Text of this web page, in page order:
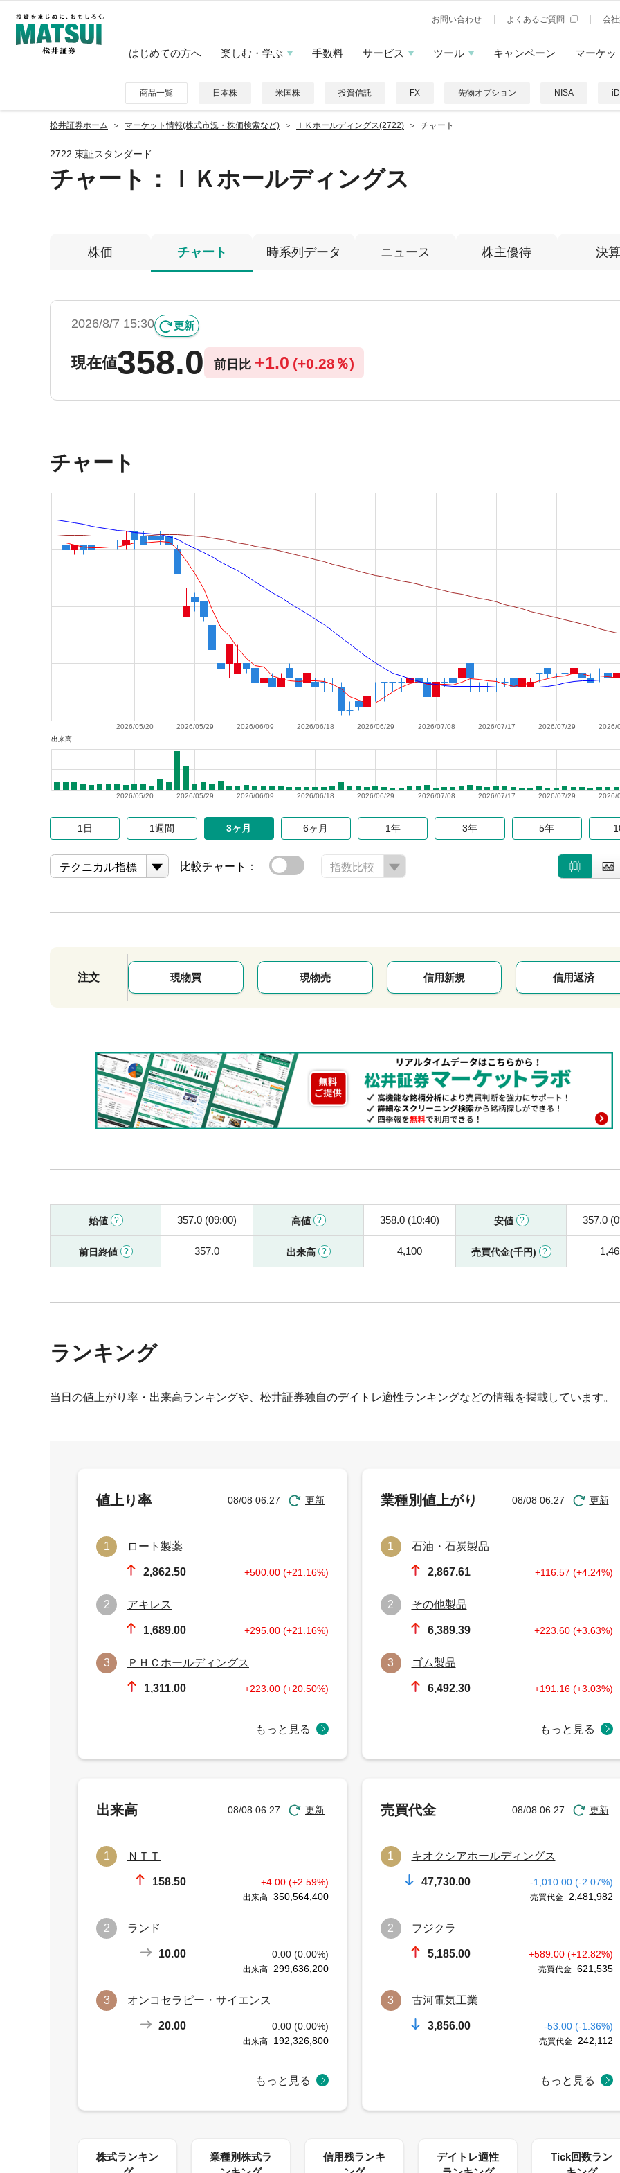
お問い合わせ よくあるご質問 会
はじめての方へ 楽しむ・学ぶ 手数料 サービス ツール キャンペーン マーケッ
商品一覧 日本株 米国株 投資信託 FX 先物オプション NISA
松井証券ホーム マーケット情報(株式市況・株価検索など) ＩＫホールディングス(2722) チャート
2722 東証スタンダード
チャート： ＩＫホールディングス
株価 チャート 時系列データ ニュース 株主優待 決算
2026/8/7 15:30 更新
現在値358.0 前日比 +1.0 (+0.28％)
チャート
2026/
2026/07/29
2026/07/17
2026/07/08
2026/06/29
2026/06/18
2026/06/09
2026/05/29
2026/05/20
出来高
2026/
2026/07/29
2026/07/17
2026/07/08
2026/06/29
2026/06/18
2026/06/09
2026/05/29
2026/05/20
1日 1週間 3ヶ月 6ヶ月 1年 3年 5年
テクニカル指標 比較チャート： 指数比較
注文 現物買 現物売 信用新規 信用返済
始値 357.0 (09:00) 高値 358.0 (10:40) 安値 357.0
前日終値 357.0 出来高 4,100 売買代金(千円)
ランキング
当日の値上がり率・出来高ランキングや、松井証券独自のデイトレ適性ランキングなどの情報を掲載しています。